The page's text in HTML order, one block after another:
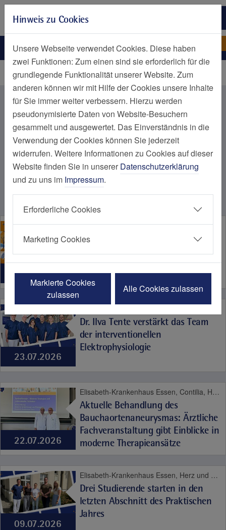
Zur Hauptnavigation springen
Zum Seiteninhalt springen
Zum Seitenende springen
Nachrichtenliste Kategorien
Nachrichten nach Kategorie
Startseite
Nachrichten aus dem Bereich
Herz und Gefäße
Kategorie auswählen
Alle Nachrichten
03.08.2026
Elisabeth-Krankenhaus Essen, Contilia, Herz und Gefäße
Gemeinsame Spaziergänge – für
23.07.2026
Dr. Ilva Tente verstärkt das Team
der interventionellen
Elektrophysiologie
22.07.2026
Elisabeth-Krankenhaus Essen, Contilia, Herz und Gefäße
Aktuelle Behandlung des
Bauchaortenaneurysmas: Ärztliche
Fachveranstaltung gibt Einblicke in
moderne Therapieansätze
09.07.2026
Elisabeth-Krankenhaus Essen, Herz und Gefäße, Karriere, Kinder- und Jugendmedizin, Viszeralmedizin
Drei Studierende starten in den
letzten Abschnitt des Praktischen
Jahres
Hinweis zu Cookies
Unsere Webseite verwendet Cookies. Diese haben
zwei Funktionen: Zum einen sind sie erforderlich für die
grundlegende Funktionalität unserer Website. Zum
anderen können wir mit Hilfe der Cookies unsere Inhalte
für Sie immer weiter verbessern. Hierzu werden
pseudonymisierte Daten von Website-Besuchern
gesammelt und ausgewertet. Das Einverständnis in die
Verwendung der Cookies können Sie jederzeit
widerrufen. Weitere Informationen zu Cookies auf dieser
Website finden Sie in unserer Datenschutzerklärung
und zu uns im Impressum.
Erforderliche Cookies
Marketing Cookies
Markierte Cookies
zulassen
Alle Cookies zulassen